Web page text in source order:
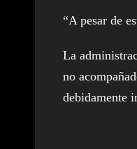
“A pesar de
La
no
debidamente